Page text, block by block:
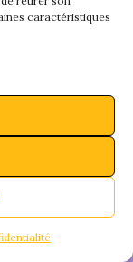
caractéristiques